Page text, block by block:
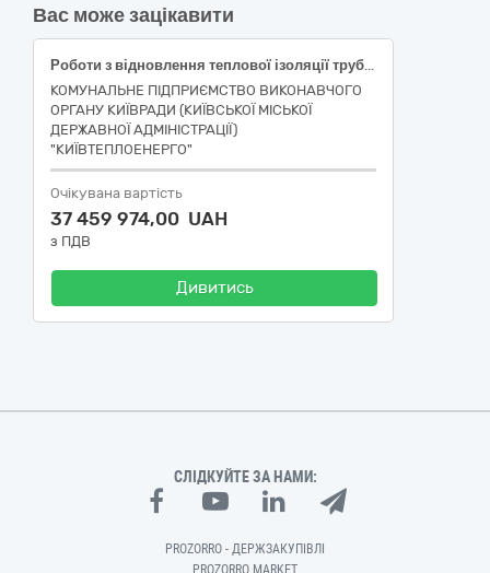
Вас може зацікавити
Роботи з відновлення теплової ізоляції трубопроводів і обладнання ТЕЦ-6 за адресою: м. Київ, вул. Пухівська, 1А
КОМУНАЛЬНЕ ПІДПРИЄМСТВО ВИКОНАВЧОГО
ОРГАНУ КИЇВРАДИ (КИЇВСЬКОЇ МІСЬКОЇ
ДЕРЖАВНОЇ АДМІНІСТРАЦІЇ)
"КИЇВТЕПЛОЕНЕРГО"
Очікувана вартість
37 459 974,00 UAH
з ПДВ
Дивитись
СЛІДКУЙТЕ ЗА НАМИ:
PROZORRO - ДЕРЖЗАКУПІВЛІ
PROZORRO MARKET